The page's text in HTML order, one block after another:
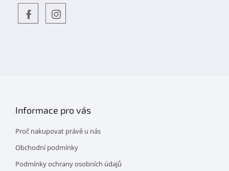
Informace pro vás
Proč nakupovat právě u nás
Obchodní podmínky
Podmínky ochrany osobních údajů